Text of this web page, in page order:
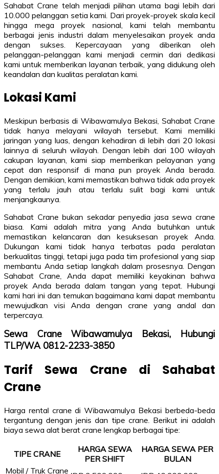
Sahabat Crane telah menjadi pilihan utama bagi lebih dari
10.000 pelanggan setia kami. Dari proyek-proyek skala kecil
hingga mega proyek nasional, kami telah membantu
berbagai jenis industri dalam menyelesaikan proyek anda
dengan sukses. Kepercayaan yang diberikan oleh
pelanggan-pelanggan kami menjadi cermin dari dedikasi
kami untuk memberikan layanan terbaik, yang didukung oleh
keandalan dan kualitas peralatan kami.
Lokasi Kami
Meskipun berbasis di Wibawamulya Bekasi, Sahabat Crane
tidak hanya melayani wilayah tersebut. Kami memiliki
jaringan yang luas, dengan kehadiran di lebih dari 20 lokasi
lainnya di seluruh wilayah. Dengan lebih dari 100 wilayah
cakupan layanan, kami siap memberikan pelayanan yang
cepat dan responsif di mana pun proyek Anda berada.
Dengan demikian, kami memastikan bahwa tidak ada proyek
yang terlalu jauh atau terlalu sulit bagi kami untuk
menjangkaunya.
Sahabat Crane bukan sekadar penyedia jasa sewa crane
biasa. Kami adalah mitra yang Anda butuhkan untuk
memastikan kelancaran dan kesuksesan proyek Anda.
Dukungan kami tidak hanya terbatas pada peralatan
berkualitas tinggi, tetapi juga pada tim profesional yang siap
membantu Anda setiap langkah dalam prosesnya. Dengan
Sahabat Crane, Anda dapat memiliki keyakinan bahwa
proyek Anda berada dalam tangan yang tepat. Hubungi
kami hari ini dan temukan bagaimana kami dapat membantu
mewujudkan visi Anda dengan crane yang andal dan
terpercaya.
Sewa Crane Wibawamulya Bekasi, Hubungi
TLP/WA 0812-2233-3850
Tarif Sewa Crane di Sahabat
Crane
Harga rental crane di Wibawamulya Bekasi berbeda-beda
tergantung dengan jenis dan tipe crane. Berikut ini adalah
biaya sewa alat berat crane lengkap berbagai tipe:
TIPE CRANE
HARGA SEWA
PER SHIFT
HARGA SEWA PER
BULAN
Mobil / Truk Crane